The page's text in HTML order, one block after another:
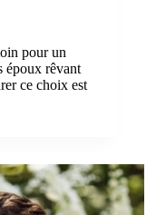
pour un
époux rêvant
ce choix est